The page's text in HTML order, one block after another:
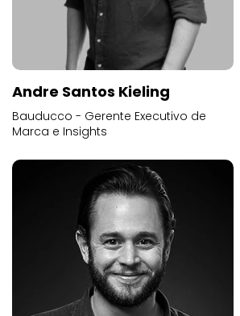
Andre Santos Kieling
Bauducco - Gerente Executivo de
Marca e Insights